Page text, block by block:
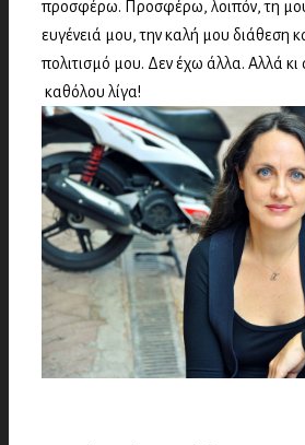
προσφέρω. Προσφέρω, λοιπόν, τη
ευγένειά μου, την καλή μου διάθεση
πολιτισμό μου. Δεν έχω άλλα. Αλλά
καθόλου λίγα!